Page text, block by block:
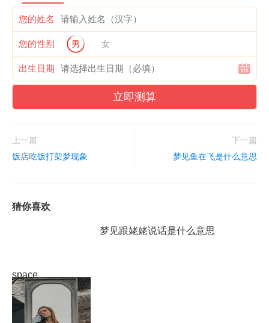
您的姓名
您的性别 男 女
出生日期
立即测算
上一篇
饭店吃饭打架梦现象
下一篇
梦见鱼在飞是什么意思
猜你喜欢
space
梦见跟姥姥说话是什么意思